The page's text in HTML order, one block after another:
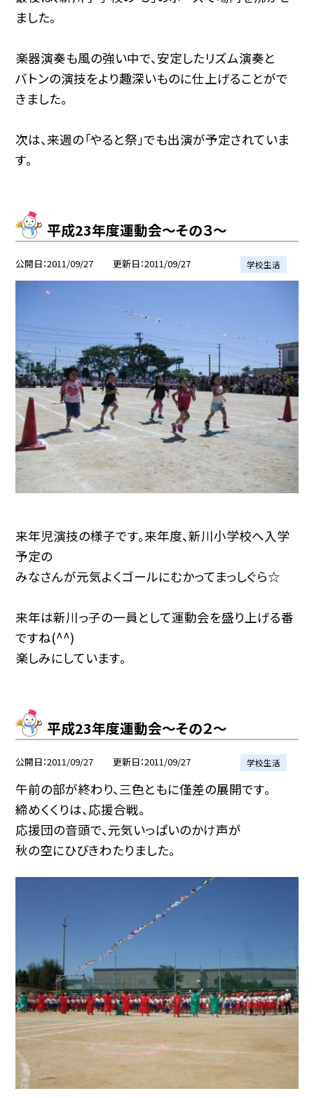
ました。
楽器演奏も風の強い中で、安定したリズム演奏と
バトンの演技をより趣深いものに仕上げることがで
きました。
次は、来週の「やると祭」でも出演が予定されていま
す。
平成23年度運動会〜その３〜
公開日 2011/09/27 更新日 2011/09/27 学校生活
来年児演技の様子です。来年度、新川小学校へ入学
予定の
みなさんが元気よくゴールにむかってまっしぐら☆
来年は新川っ子の一員として運動会を盛り上げる番
ですね(^^)
楽しみにしています。
平成23年度運動会〜その２〜
公開日 2011/09/27 更新日 2011/09/27 学校生活
午前の部が終わり、三色ともに僅差の展開です。
締めくくりは、応援合戦。
応援団の音頭で、元気いっぱいのかけ声が
秋の空にひびきわたりました。